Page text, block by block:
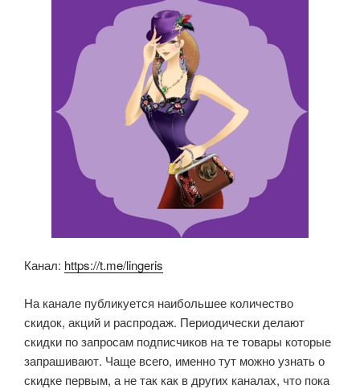
o
k
ss
ni
ki
Канал: https://t.me/lingeris
На канале публикуется наибольшее количество
скидок, акций и распродаж. Периодически делают
скидки по запросам подписчиков на те товары которые
запрашивают. Чаще всего, именно тут можно узнать о
скидке первым, а не так как в других каналах, что пока